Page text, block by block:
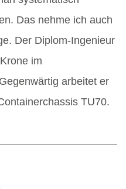
Das nehme ich auch
Der Diplom-Ingenieur
im
arbeitet er
TU70.